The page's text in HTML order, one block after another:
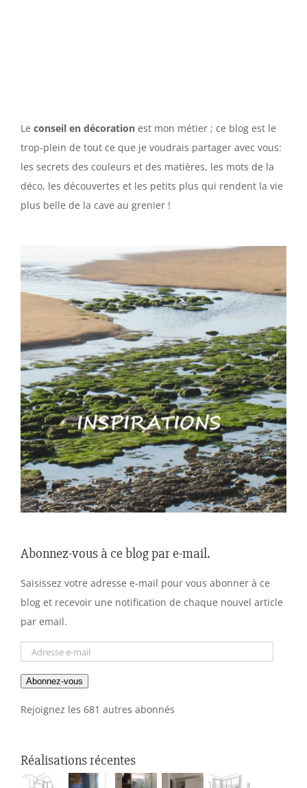
Le conseil en décoration est mon métier ; ce blog est le
trop-plein de tout ce que je voudrais partager avec vous:
les secrets des couleurs et des matières, les mots de la
déco, les découvertes et les petits plus qui rendent la vie
plus belle de la cave au grenier !
Abonnez-vous à ce blog par e-mail.
Saisissez votre adresse e-mail pour vous abonner à ce
blog et recevoir une notification de chaque nouvel article
par email.
Adresse
mail
Abonnez-vous
Rejoignez les 681 autres abonnés
Réalisations récentes